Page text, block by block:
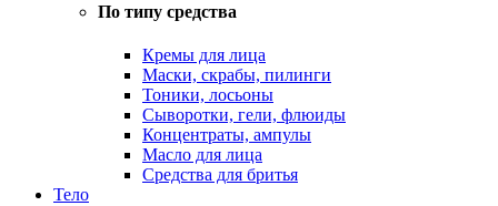
По типу средства
Кремы для лица
Маски, скрабы, пилинги
Тоники, лосьоны
Сыворотки, гели, флюиды
Концентраты, ампулы
Масло для лица
Средства для бритья
Тело